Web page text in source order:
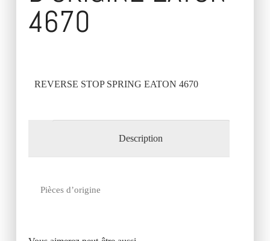
4670
REVERSE STOP SPRING EATON 4670
Description
Pièces d’origine